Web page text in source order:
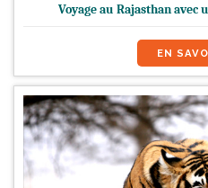
Voyage au Rajasthan avec
EN